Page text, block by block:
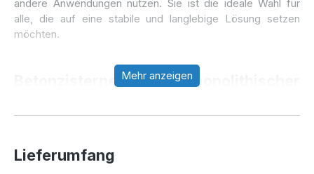
andere Anwendungen nutzen. Sie ist die ideale Wahl für
alle, die auf eine stabile und langlebige Lösung setzen
möchten.
Betonzisternen in monolithischer
Zisterne dank ihrer monolithischen Bauweise enorme
Stabilität. Die Zisterne ist
Mehr anzeigen
Lieferumfang